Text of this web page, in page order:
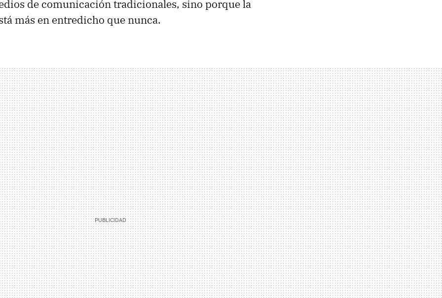
de comunicación tradicionales, sino porque la
más en entredicho que nunca.